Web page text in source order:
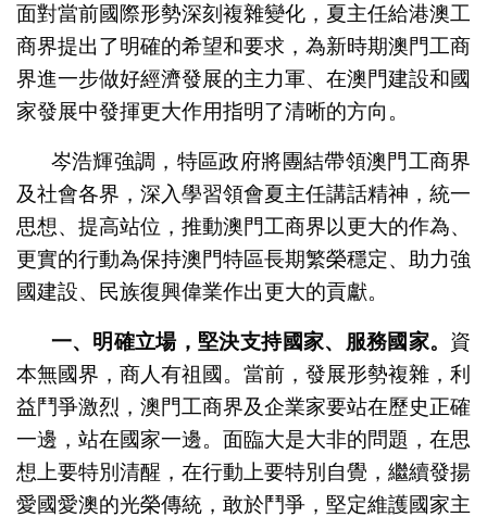
面對當前國際形勢深刻複雜變化，夏主任給港澳工
商界提出了明確的希望和要求，為新時期澳門工商
界進一步做好經濟發展的主力軍、在澳門建設和國
家發展中發揮更大作用指明了清晰的方向。
岑浩輝強調，特區政府將團結帶領澳門工商界
及社會各界，深入學習領會夏主任講話精神，統一
思想、提高站位，推動澳門工商界以更大的作為、
更實的行動為保持澳門特區長期繁榮穩定、助力強
國建設、民族復興偉業作出更大的貢獻。
一、明確立場，堅決支持國家、服務國家。 資
本無國界，商人有祖國。當前，發展形勢複雜，利
益鬥爭激烈，澳門工商界及企業家要站在歷史正確
一邊，站在國家一邊。面臨大是大非的問題，在思
想上要特別清醒，在行動上要特別自覺，繼續發揚
愛國愛澳的光榮傳統，敢於鬥爭，堅定維護國家主